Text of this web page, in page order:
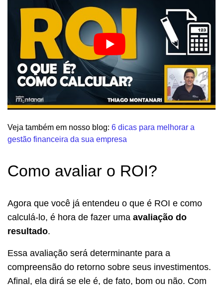
Veja também em nosso blog: 6 dicas para melhorar a
gestão financeira da sua empresa
Como avaliar o ROI?
Agora que você já entendeu o que é ROI e como
calculá-lo, é hora de fazer uma avaliação do
resultado.
Essa avaliação será determinante para a
compreensão do retorno sobre seus investimentos.
Afinal, ela dirá se ele é, de fato, bom ou não. Com